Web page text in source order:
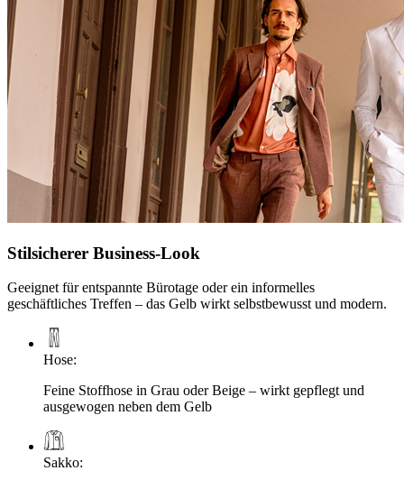
Stilsicherer Business-Look
Geeignet für entspannte Bürotage oder ein informelles
geschäftliches Treffen – das Gelb wirkt selbstbewusst und modern.
Hose:
Feine Stoffhose in Grau oder Beige – wirkt gepflegt und
ausgewogen neben dem Gelb
Sakko: